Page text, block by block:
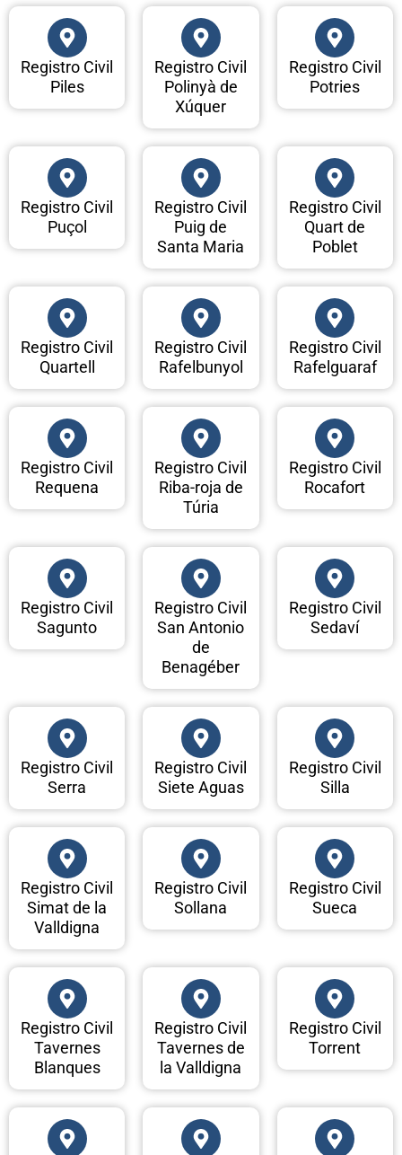
Registro Civil
Piles
Registro Civil
Polinyà de
Xúquer
Registro Civil
Potries
Registro Civil
Puçol
Registro Civil
Puig de
Santa Maria
Registro Civil
Quart de
Poblet
Registro Civil
Quartell
Registro Civil
Rafelbunyol
Registro Civil
Rafelguaraf
Registro Civil
Requena
Registro Civil
Riba-roja de
Túria
Registro Civil
Rocafort
Registro Civil
Sagunto
Registro Civil
San Antonio
de
Benagéber
Registro Civil
Sedaví
Registro Civil
Serra
Registro Civil
Siete Aguas
Registro Civil
Silla
Registro Civil
Simat de la
Valldigna
Registro Civil
Sollana
Registro Civil
Sueca
Registro Civil
Tavernes
Blanques
Registro Civil
Tavernes de
la Valldigna
Registro Civil
Torrent